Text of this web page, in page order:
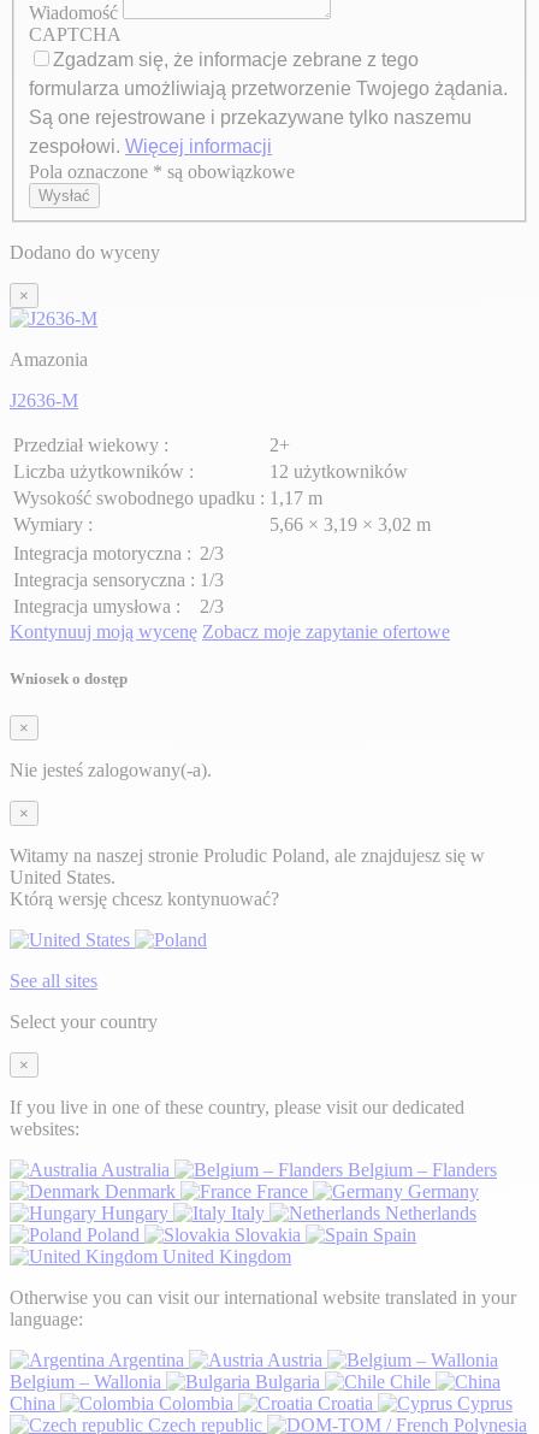
Wiadomość
CAPTCHA
Zgadzam się, że informacje zebrane z tego
formularza umożliwiają przetworzenie Twojego żądania.
Są one rejestrowane i przekazywane tylko naszemu
zespołowi. Więcej informacji
Axeptio consent
Pola oznaczone * są obowiązkowe
Wysłać
Dodano do wyceny
×
Amazonia
J2636-M
Przedział wiekowy :
2+
Liczba użytkowników :
12 użytkowników
Wysokość swobodnego upadku : 1,17 m
Wymiary :
5,66 × 3,19 × 3,02 m
Integracja motoryczna : 2/3
Integracja sensoryczna : 1/3
Integracja umysłowa :
2/3
Kontynuuj moją wycenę Zobacz moje zapytanie ofertowe
Wniosek o dostęp
×
Nie jesteś zalogowany(-a).
×
Witamy na naszej stronie Proludic Poland, ale znajdujesz się w
United States.
Którą wersję chcesz kontynuować?
See all sites
Select your country
×
If you live in one of these country, please visit our dedicated
websites:
Australia
Belgium – Flanders
Denmark
France
Germany
Hungary
Italy
Netherlands
Poland
Slovakia
Spain
United Kingdom
Otherwise you can visit our international website translated in your
language:
Argentina
Austria
Belgium – Wallonia
Bulgaria
Chile
China
Colombia Croatia
Cyprus
Czech republic